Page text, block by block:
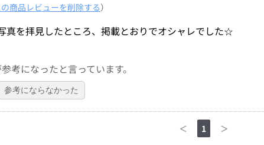
の商品レビューを削除する）
真を拝見したところ、掲載とおりでオシャレでした☆
考になったと言っています。
参考にならなかった
＜ 1 ＞